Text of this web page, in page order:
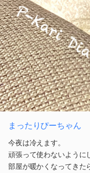
まったりぴーちゃん
今夜は冷えます。
頑張って使わないように
部屋が暖かくなってきた